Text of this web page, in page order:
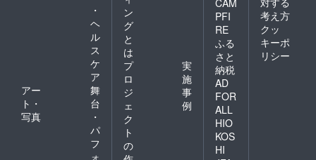
・
ヘ
ル
ス
ケ
ア
アー
ト・
写真
舞
台
・
パ
フ
ォ
ン
グ
と
は
プ
ロ
ジ
ェ
ク
ト
の
実
施
事
例
CAM
PFI
RE
ふる
さと
納税
AD
FOR
ALL
HIO
KOS
HI
考え方
クッ
キーポ
リシー